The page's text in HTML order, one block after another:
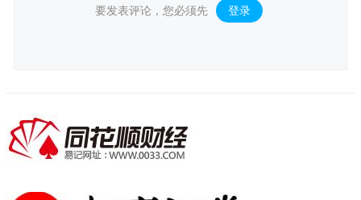
要发表评论，您必须先 登录 。